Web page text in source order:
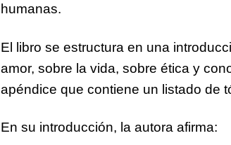
humanas.
El libro se estructura en una
amor, sobre la vida, sobre ética y
apéndice que contiene un listado de
En su introducción, la autora afirma: